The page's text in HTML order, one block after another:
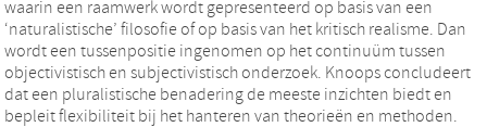
waarin een raamwerk wordt gepresenteerd op basis van een
‘naturalistische’ filosofie of op basis van het kritisch realisme. Dan
wordt een tussenpositie ingenomen op het continuüm tussen
objectivistisch en subjectivistisch onderzoek. Knoops concludeert
dat een pluralistische benadering de meeste inzichten biedt en
bepleit flexibiliteit bij het hanteren van theorieën en methoden.